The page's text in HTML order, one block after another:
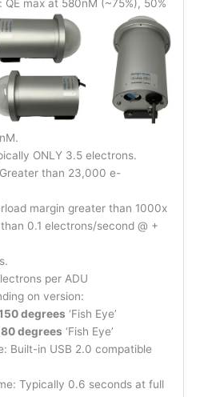
QE max at 580nM (~75%), 50%
ONLY 3.5 electrons.
than 23,000 e-
margin greater than 1000x
0.1 electrons/second @ +
per ADU
on version:
degrees ‘Fish Eye’
degrees ‘Fish Eye’
Built-in USB 2.0 compatible
Typically 0.6 seconds at full